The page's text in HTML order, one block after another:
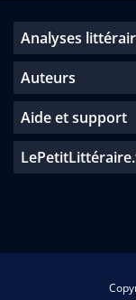
Analyses
Auteurs
Aide et support